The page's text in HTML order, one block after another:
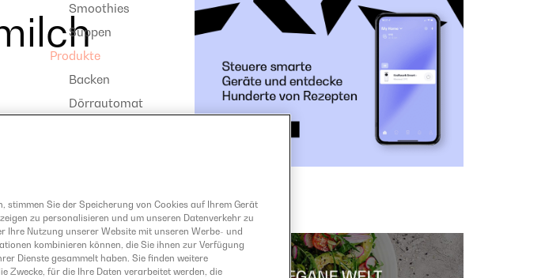
Smoothies
Suppen
Produkte
Backen
Dörrautomat
Grillen
Heißluftfritteuse
Kochen
Küchenmaschine
stimmen Sie der Speicherung von Cookies auf Ihrem Gerät
zu personalisieren und um unseren Datenverkehr zu
Nutzung unserer Website mit unseren Werbe- und
kombinieren können, die Sie ihnen zur Verfügung
Dienste gesammelt haben. Sie finden weitere
Zwecke, für die Ihre Daten verarbeitet werden, die